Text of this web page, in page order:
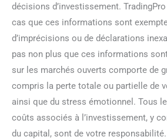
décisions d’investissement.
cas que ces informations sont
d’imprécisions ou de déclarations
pas non plus que ces informations
sur les marchés ouverts comporte de
compris la perte totale ou partielle de
ainsi que du stress émotionnel. Tous
coûts associés à l’investissement, y
du capital, sont de votre